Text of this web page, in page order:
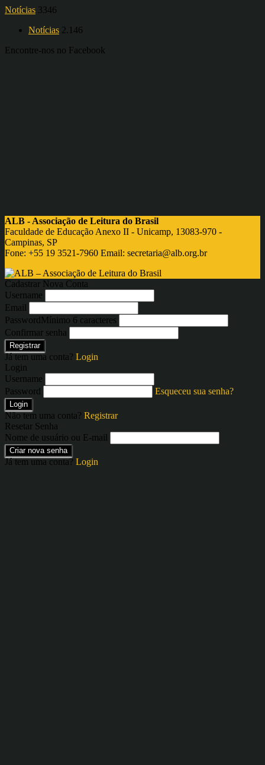
Notícias 3346
Notícias 2.146
Encontre-nos no Facebook
ALB - Associação de Leitura do Brasil
Faculdade de Educação Anexo II - Unicamp, 13083-970 -
Campinas, SP
Fone: +55 19 3521-7960 Email: secretaria@alb.org.br
Cadastrar Nova Conta
Username
Email
PasswordMínimo 6 caracteres
Confirmar senha
Registrar
Já tem uma conta? Login
Login
Username
Password
Esqueceu sua senha?
Login
Não tem uma conta? Registrar
Resetar Senha
Nome de usuário ou E-mail
Criar nova senha
Já tem uma conta? Login